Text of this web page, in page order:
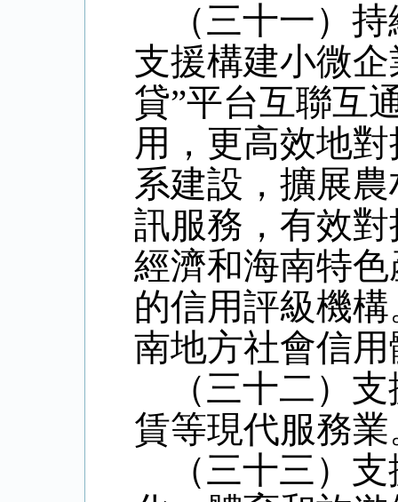
（三十一）
支援構建小微
貸”平台互聯互
用，更高效地
系建設，擴展
訊服務，有效
經濟和海南特
的信用評級機
南地方社會信
（三十二）
賃等現代服務業
（三十三）